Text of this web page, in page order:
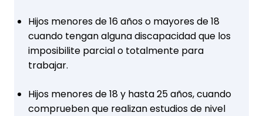
Hijos menores de 16 años o mayores de 18
cuando tengan alguna discapacidad que los
imposibilite parcial o totalmente para
trabajar.
Hijos menores de 18 y hasta 25 años, cuando
comprueben que realizan estudios de nivel